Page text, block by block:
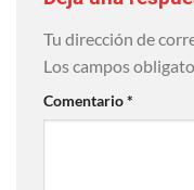
Tu dirección de
Los campos
Comentario*